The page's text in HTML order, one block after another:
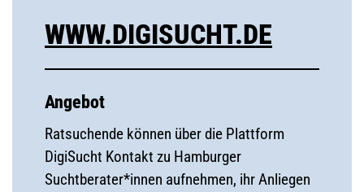
WWW.DIGISUCHT.DE
Angebot
Ratsuchende können über die Plattform
DigiSucht Kontakt zu Hamburger
Suchtberater*innen aufnehmen, ihr Anliegen